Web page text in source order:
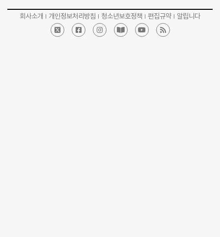
회사소개 개인정보처리방침 청소년보호정책 편집규약 알립니다